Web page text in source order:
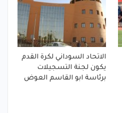
الاتحاد السوداني لكرة القدم
يكون لجنة التسجيلات
برئاسة ابو القاسم العوض